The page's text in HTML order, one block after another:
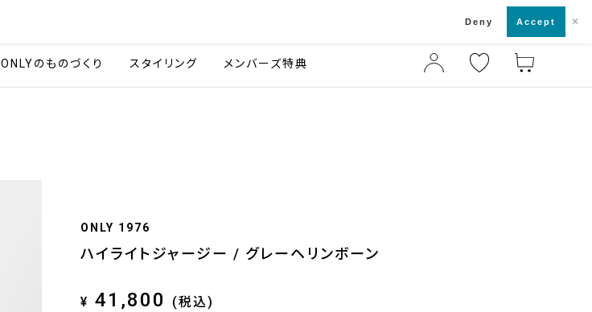
ONLYのものづくり スタイリング メンバーズ特典
ONLY 1976
ハイライトジャージー / グレーヘリンボーン
¥ 41,800 (税込)
Deny Accept ×